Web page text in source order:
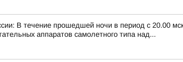
В течение прошедшей ночи в период с 20.00
аппаратов самолетного типа над...